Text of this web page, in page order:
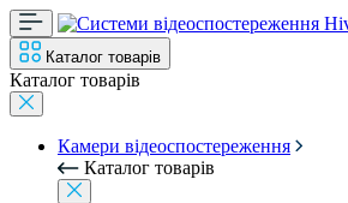
Каталог товарів
Каталог товарів
Камери відеоспостереження
Каталог товарів